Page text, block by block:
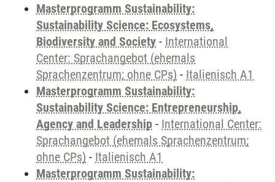
Masterprogramm Sustainability:
Sustainability Science: Ecosystems,
Biodiversity and Society - International
Center: Sprachangebot (ehemals
Sprachenzentrum; ohne CPs) - Italienisch A1
Masterprogramm Sustainability:
Sustainability Science: Entrepreneurship,
Agency and Leadership - International Center:
Sprachangebot (ehemals Sprachenzentrum;
ohne CPs) - Italienisch A1
Masterprogramm Sustainability: